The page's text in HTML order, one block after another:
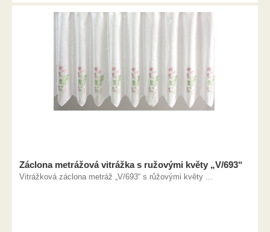
Záclona metrážová vitrážka s ružovými květy „V/693“
Vitrážková záclona metráž „V/693“ s růžovými květy ...